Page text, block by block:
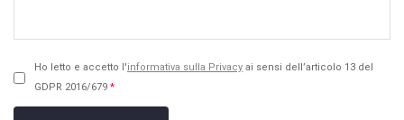
Ho letto e accetto l'informativa sulla Privacy ai sensi dell’articolo 13 del
GDPR 2016/679 *